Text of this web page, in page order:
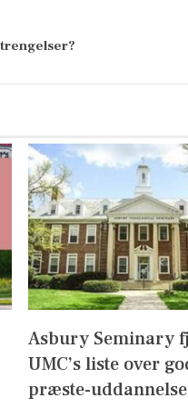
Asbury Seminary
UMC’s liste over
præste-